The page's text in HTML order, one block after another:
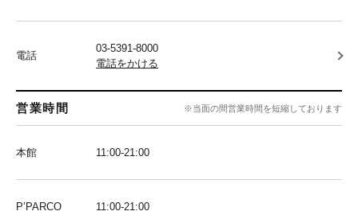
電話
03-5391-8000
電話をかける
営業時間 ※当面の間営業時間を短縮しております
本館 11:00-21:00
P’PARCO 11:00-21:00